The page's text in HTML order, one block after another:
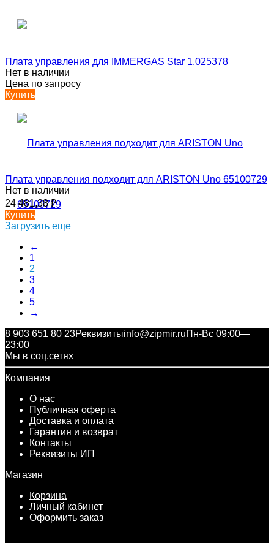
Плата управления для IMMERGAS Star 1.025378
Нет в наличии
Цена по запросу
Купить
Плата управления подходит для ARISTON Uno 65100729
Нет в наличии
24 481,38₽
Купить
Загрузить еще
←
1
2
3
4
5
→
8 903 651 80 23Реквизитыinfo@zipmir.ruПн-Вс 09:00—
23:00
Мы в соц.сетях
Компания
О нас
Публичная оферта
Доставка и оплата
Гарантия и возврат
Контакты
Реквизиты ИП
Магазин
Корзина
Личный кабинет
Оформить заказ